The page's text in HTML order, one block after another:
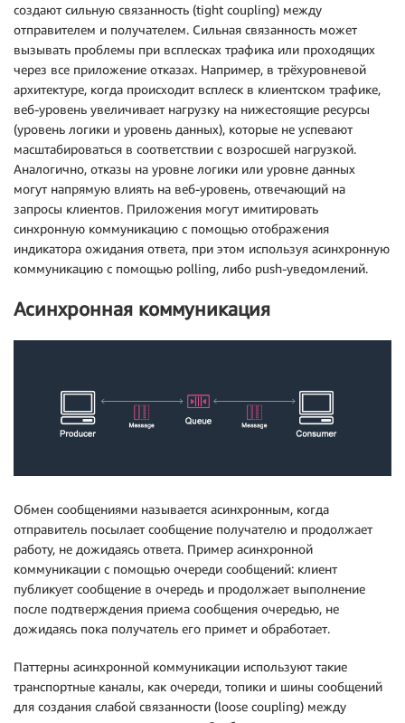
создают сильную связанность (tight coupling) между
отправителем и получателем. Сильная связанность может
вызывать проблемы при всплесках трафика или проходящих
через все приложение отказах. Например, в трёхуровневой
архитектуре, когда происходит всплеск в клиентском трафике,
веб-уровень увеличивает нагрузку на нижестоящие ресурсы
(уровень логики и уровень данных), которые не успевают
масштабироваться в соответствии с возросшей нагрузкой.
Аналогично, отказы на уровне логики или уровне данных
могут напрямую влиять на веб-уровень, отвечающий на
запросы клиентов. Приложения могут имитировать
синхронную коммуникацию с помощью отображения
индикатора ожидания ответа, при этом используя асинхронную
коммуникацию с помощью polling, либо push-уведомлений.
Асинхронная коммуникация
Обмен сообщениями называется асинхронным, когда
отправитель посылает сообщение получателю и продолжает
работу, не дожидаясь ответа. Пример асинхронной
коммуникации с помощью очереди сообщений: клиент
публикует сообщение в очередь и продолжает выполнение
после подтверждения приема сообщения очередью, не
дожидаясь пока получатель его примет и обработает.
Паттерны асинхронной коммуникации используют такие
транспортные каналы, как очереди, топики и шины сообщений
для создания слабой связанности (loose coupling) между